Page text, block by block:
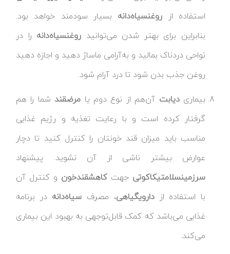
استفاده از روغنسیاه‌دانه بسیار سودمند خواهد بود.
بنابراین برای بهتر شدن می‌توانید روغنسیاه‌دانه را در
نواحی دردناک بمالید و به‌آرامی ماساژ دهید و اجازه دهید
روغن جذب بدن شود تا درد آرام شود.
بیماریدیابت آن‌هم از نوع دوم یا مرضقندشما را هم
گرفتار کرده است و با رعایت تغذیه و رژیم غذایی
مناسب باید میزان قند خونتان را کنترل کنید تا دچار
عوارض بیشتر ناشی از آن نشوید. پیشنهاد
سرزمینسلامتیکاکوتی جهت کاهشقندخون و کنترل آن
با استفاده ازدارویگیاهی، مصرف سیاه‌دانه در برنامه
غذایی می‌باشد که کمک قابل‌توجهی به بهبود این بیماری
می‌کند.